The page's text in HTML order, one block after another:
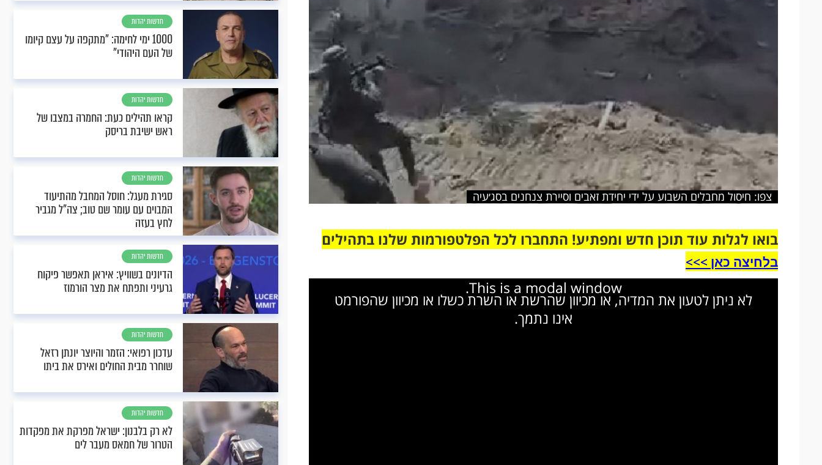
צפו: חיסול מחבלים השבוע על ידי יחידת זאבים וסיירת צנחנים בסג׳עיה
בואו לגלות עוד תוכן חדש ומפתיע! התחברו לכל הפלטפורמות שלנו בתהילים
בלחיצה כאן >>>​
This is a modal window.
לא ניתן לטעון את המדיה, או מכיוון שהרשת או השרת כשלו או מכיוון שהפורמט
אינו נתמך.
חדשות יהדות
1000 ימי לחימה: "מתקפה על עצם קיומו
של העם היהודי"
חדשות יהדות
קראו תהילים כעת: החמרה במצבו של
ראש ישיבת בריסק
חדשות יהדות
סגירת מעגל: חוסל המחבל מהתיעוד
המבוים עם עומר שם טוב; צה"ל מגביר
לחץ בעזה
חדשות יהדות
הדיונים בשוויץ: איראן תאפשר פיקוח
גרעיני ותפתח את מצר הורמוז
חדשות יהדות
עדכון רפואי: הזמר והיוצר יונתן רזאל
שוחרר מבית החולים ואירס את ביתו
חדשות יהדות
לא רק בלבנון: ישראל מפרקת את מפקדות
הטרור של חמאס מעבר לים